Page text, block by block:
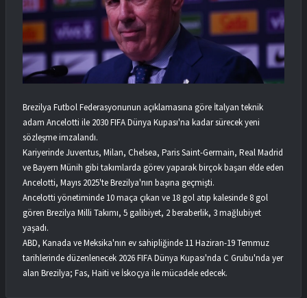
Brezilya Futbol Federasyonunun açıklamasına göre İtalyan teknik
adam Ancelotti ile 2030 FIFA Dünya Kupası'na kadar sürecek yeni
sözleşme imzalandı.
Kariyerinde Juventus, Milan, Chelsea, Paris Saint-Germain, Real Madrid
ve Bayern Münih gibi takımlarda görev yaparak birçok başarı elde eden
Ancelotti, Mayıs 2025'te Brezilya'nın başına geçmişti.
Ancelotti yönetiminde 10 maça çıkan ve 18 gol atıp kalesinde 8 gol
gören Brezilya Milli Takımı, 5 galibiyet, 2 beraberlik, 3 mağlubiyet
yaşadı.
ABD, Kanada ve Meksika'nın ev sahipliğinde 11 Haziran-19 Temmuz
tarihlerinde düzenlenecek 2026 FIFA Dünya Kupası'nda C Grubu'nda yer
alan Brezilya; Fas, Haiti ve İskoçya ile mücadele edecek.